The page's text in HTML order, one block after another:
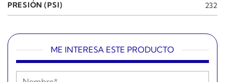
PRESIÓN (PSI) 232
ME INTERESA ESTE PRODUCTO